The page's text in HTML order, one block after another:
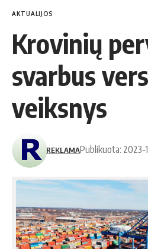
AKTUALIJOS
Krovinių
svarbus
veiksnys
REKLAMAPublikuota: 2023-